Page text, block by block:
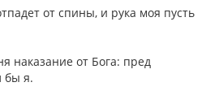
от спины, и рука моя пусть
наказание от Бога: пред
бы я.